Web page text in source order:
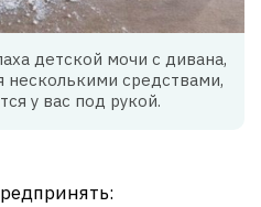
детской мочи с дивана,
несколькими средствами,
у вас под рукой.